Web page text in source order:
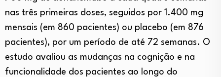
nas três primeiras doses, seguidos por 1.400 mg
mensais (em 860 pacientes) ou placebo (em 876
pacientes), por um período de até 72 semanas. O
estudo avaliou as mudanças na cognição e na
funcionalidade dos pacientes ao longo do